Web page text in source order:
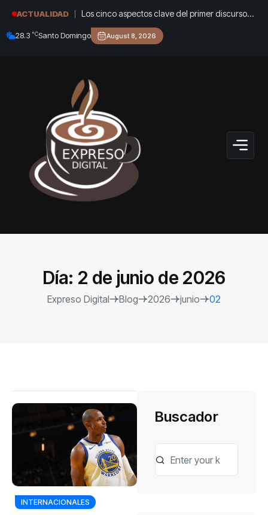
ACTUALIDAD
Los cinco aspectos clave del primer discurso
del presidente Abelardo De La Espriella
28.3 °CSanto Domingo August 8, 2026
Día: 2 de junio de 2026
Expreso Digital Blog 2026 junio 02
INTERNACIONALES
Buscador